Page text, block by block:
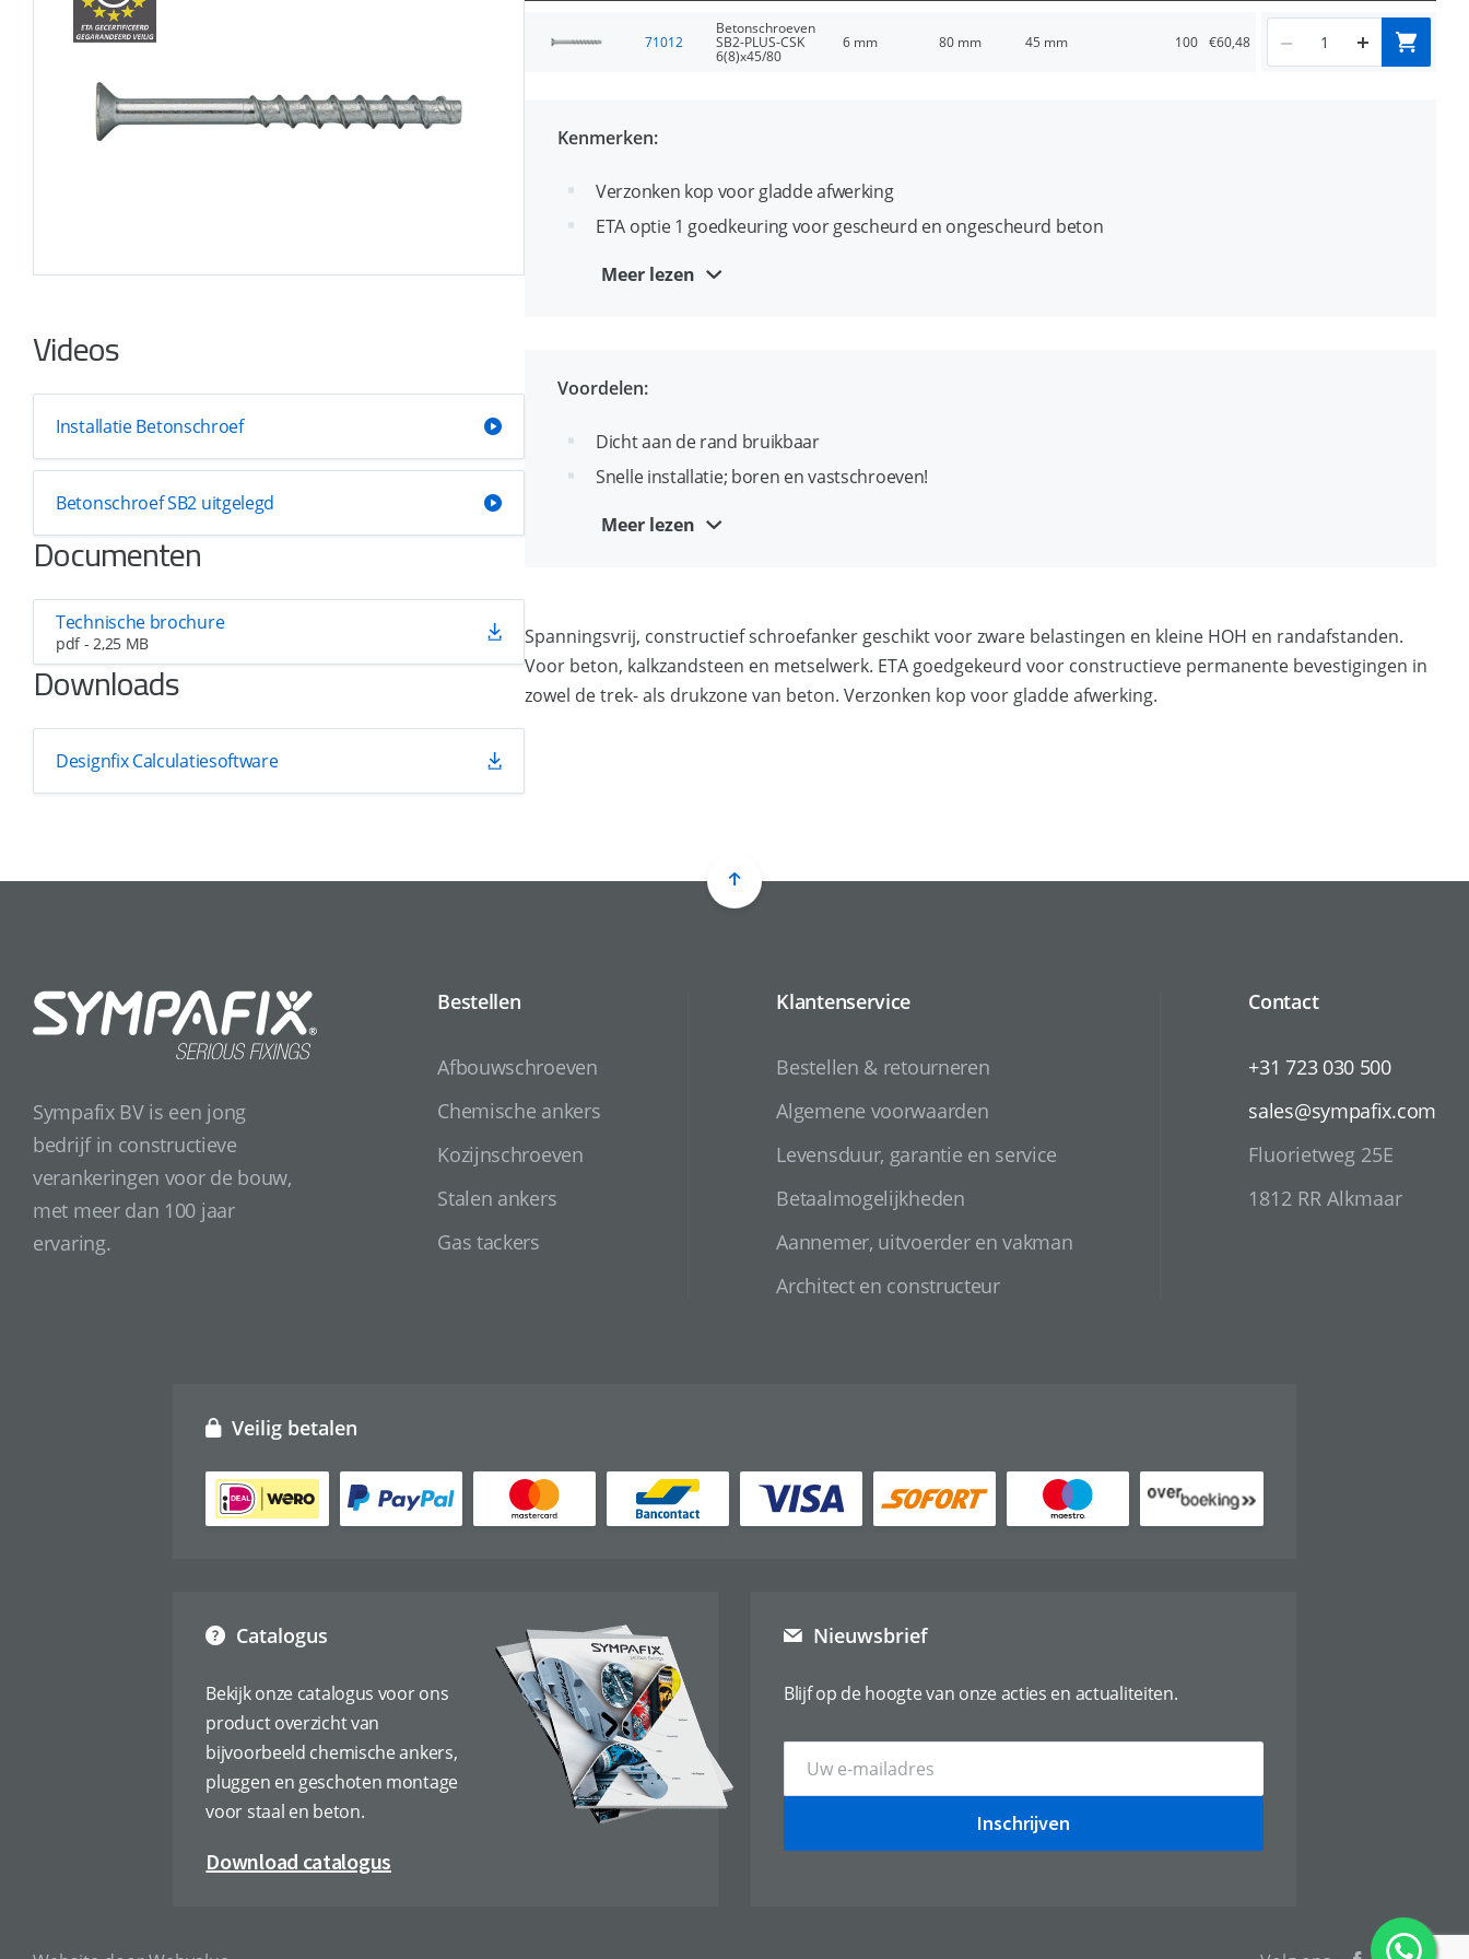
Videos
Installatie Betonschroef
Betonschroef SB2 uitgelegd
Documenten
Technische brochure
pdf - 2,25 MB
Downloads
Designfix Calculatiesoftware
71012
Betonschroeven
SB2-PLUS-CSK
6(8)x45/80
6 mm 80 mm 45 mm 100 €60,48
Kenmerken:
Verzonken kop voor gladde afwerking
ETA optie 1 goedkeuring voor gescheurd en ongescheurd beton
Vrijwel spanningsvrij: geschikt voor zeer geringe rand- en HOH afstanden
Geschikt voor doorsteekmontage
Meer lezen
Voordelen:
Dicht aan de rand bruikbaar
Snelle installatie; boren en vastschroeven!
Geen momentsleutel nodig
Meer lezen
Spanningsvrij, constructief schroefanker geschikt voor zware belastingen en kleine HOH en randafstanden.
Voor beton, kalkzandsteen en metselwerk. ETA goedgekeurd voor constructieve permanente bevestigingen in
zowel de trek- als drukzone van beton. Verzonken kop voor gladde afwerking.
Sympafix BV is een jong
bedrijf in constructieve
verankeringen voor de bouw,
met meer dan 100 jaar
ervaring.
Bestellen
Afbouwschroeven
Chemische ankers
Kozijnschroeven
Stalen ankers
Gas tackers
Klantenservice
Bestellen & retourneren
Algemene voorwaarden
Levensduur, garantie en service
Betaalmogelijkheden
Aannemer, uitvoerder en vakman
Architect en constructeur
Contact
+31 723 030 500
sales@sympafix.com
Fluorietweg 25E
1812 RR Alkmaar
Catalogus
Bekijk onze catalogus voor ons
product overzicht van
bijvoorbeeld chemische ankers,
pluggen en geschoten montage
voor staal en beton.
Download catalogus
Veilig betalen
Nieuwsbrief
Blijf op de hoogte van onze acties en actualiteiten.
Inschrijven